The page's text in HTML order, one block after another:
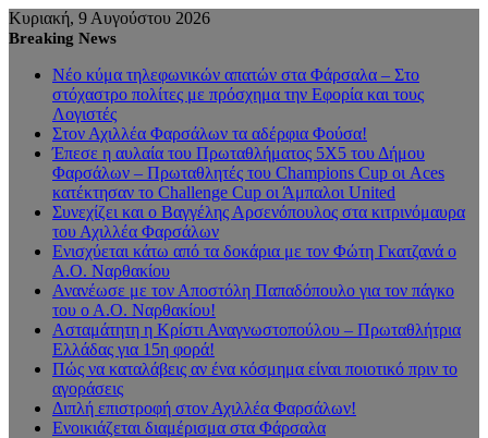
Κυριακή, 9 Αυγούστου 2026
Breaking News
Νέο κύμα τηλεφωνικών απατών στα Φάρσαλα – Στο
στόχαστρο πολίτες με πρόσχημα την Εφορία και τους
Λογιστές
Στον Αχιλλέα Φαρσάλων τα αδέρφια Φούσα!
Έπεσε η αυλαία του Πρωταθλήματος 5Χ5 του Δήμου
Φαρσάλων – Πρωταθλητές του Champions Cup οι Aces
κατέκτησαν το Challenge Cup οι Άμπαλοι United
Συνεχίζει και ο Βαγγέλης Αρσενόπουλος στα κιτρινόμαυρα
του Αχιλλέα Φαρσάλων
Ενισχύεται κάτω από τα δοκάρια με τον Φώτη Γκατζανά ο
Α.Ο. Ναρθακίου
Ανανέωσε με τον Αποστόλη Παπαδόπουλο για τον πάγκο
του ο Α.Ο. Ναρθακίου!
Ασταμάτητη η Κρίστι Αναγνωστοπούλου – Πρωταθλήτρια
Ελλάδας για 15η φορά!
Πώς να καταλάβεις αν ένα κόσμημα είναι ποιοτικό πριν το
αγοράσεις
Διπλή επιστροφή στον Αχιλλέα Φαρσάλων!
Ενοικιάζεται διαμέρισμα στα Φάρσαλα